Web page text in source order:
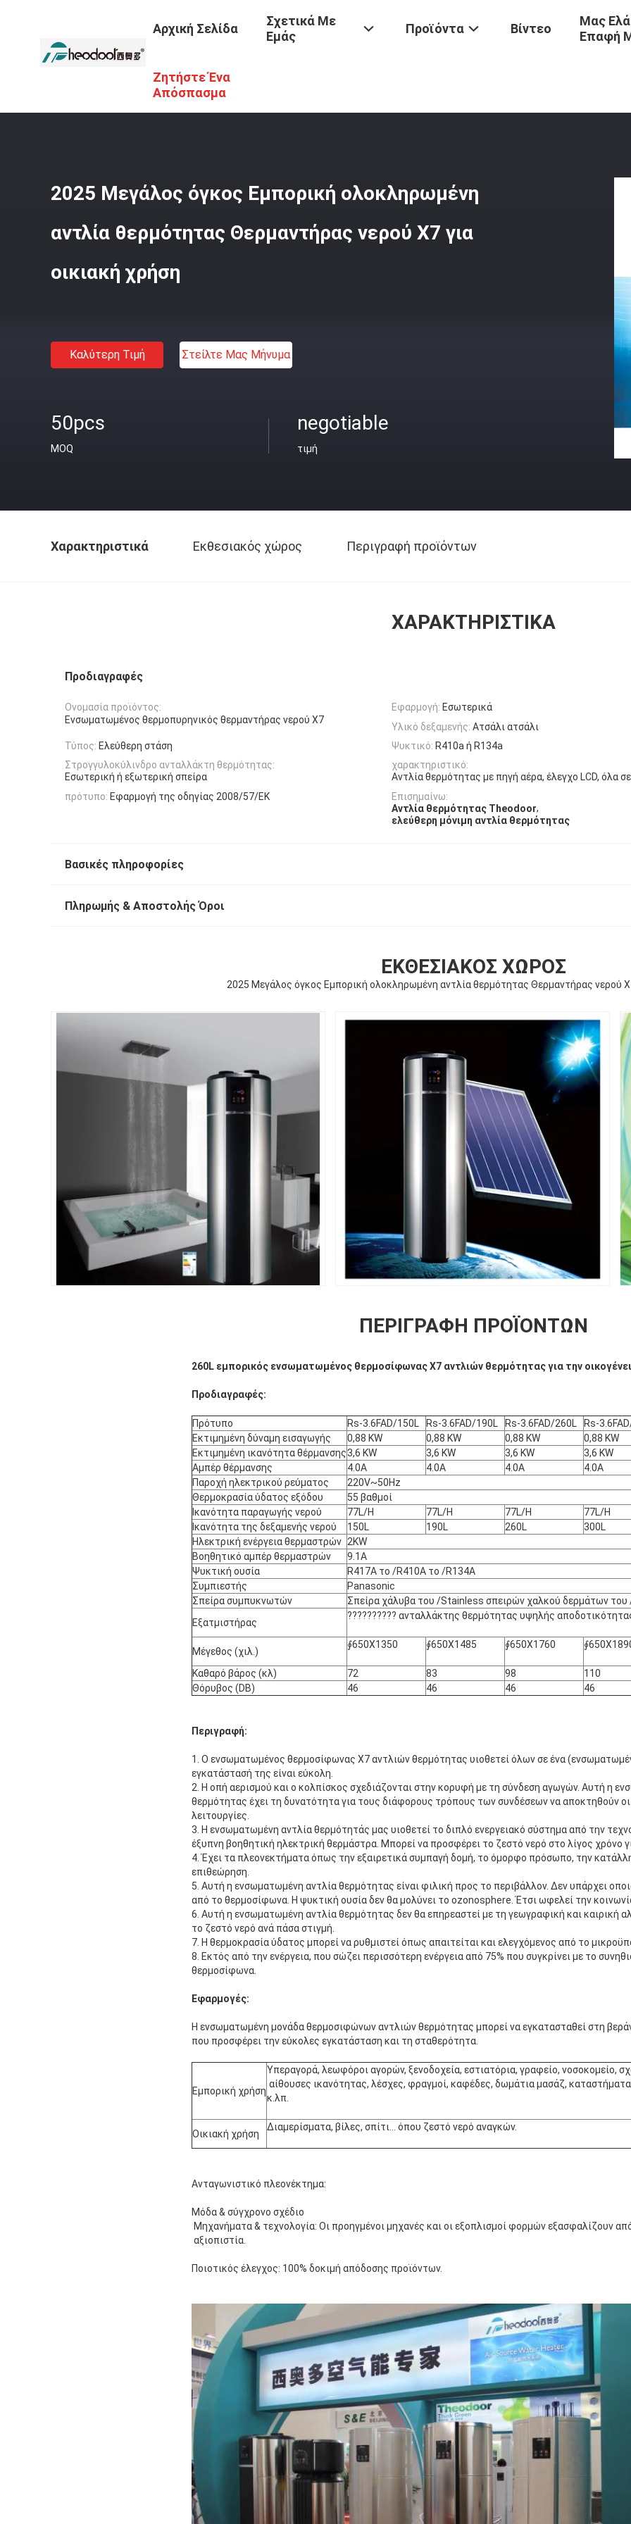
Αρχική Σελίδα
Σχετικά Με
Εμάς
Προϊόντα Βίντεο
Μας
Επαφή
Ζητήστε Ένα
Απόσπασμα
Προϊόντα / Κατοικημένη Αντλία Θερμότητας
2025 Μεγάλος όγκος Εμπορική ολοκληρωμένη
αντλία θερμότητας Θερμαντήρας νερού X7 για
οικιακή χρήση
Καλύτερη Τιμή Στείλτε Μας Μήνυμα
50pcs
MOQ
negotiable
τιμή
Χαρακτηριστικά Εκθεσιακός χώρος Περιγραφή προϊόντων
ΧΑΡΑΚΤΗΡΙΣΤΙΚΆ
Προδιαγραφές
Ονομασία προϊόντος:
Ενσωματωμένος θερμοπυρηνικός θερμαντήρας νερού X7
Εφαρμογή: Εσωτερικά
Υλικό δεξαμενής: Ατσάλι ατσάλι
Τύπος: Ελεύθερη στάση Ψυκτικό: R410a ή R134a
Στρογγυλοκύλινδρο ανταλλάκτη θερμότητας:
Εσωτερική ή εξωτερική σπείρα
χαρακτηριστικό:
Αντλία θερμότητας με πηγή αέρα, έλεγχο LCD, όλα
πρότυπο: Εφαρμογή της οδηγίας 2008/57/ΕΚ
Επισημαίνω:
Αντλία θερμότητας Theodoor,
ελεύθερη μόνιμη αντλία θερμότητας
Βασικές πληροφορίες
Πληρωμής & Αποστολής Όροι
ΕΚΘΕΣΙΑΚΌΣ ΧΏΡΟΣ
2025 Μεγάλος όγκος Εμπορική ολοκληρωμένη αντλία θερμότητας Θερμαντήρας νερού
ΠΕΡΙΓΡΑΦΉ ΠΡΟΪΌΝΤΩΝ
260L εμπορικός ενσωματωμένος θερμοσίφωνας X7 αντλιών θερμότητας για την
Προδιαγραφές:
Πρότυπο Rs-3.6FAD/150L Rs-3.6FAD/190L Rs-3.6FAD/260L Rs-
Εκτιμημένη δύναμη εισαγωγής
0,88 KW 0,88 KW 0,88 KW 0,88 KW
Εκτιμημένη ικανότητα θέρμανσης3,6 KW 3,6 KW 3,6 KW 3,6 KW
Αμπέρ θέρμανσης
4.0A 4.0A 4.0A 4.0A
Παροχή ηλεκτρικού ρεύματος
220V~50Hz
Θερμοκρασία ύδατος εξόδου
55 βαθμοί
Ικανότητα παραγωγής νερού
77L/H 77L/H 77L/H 77L/H
Ικανότητα της δεξαμενής νερού
150L 190L 260L 300L
Ηλεκτρική ενέργεια θερμαστρών 2KW
Βοηθητικό αμπέρ θερμαστρών
9.1A
Ψυκτική ουσία
R417A το /R410A το /R134A
Συμπιεστής
Panasonic
Σπείρα συμπυκνωτών
Σπείρα χάλυβα του /Stainless σπειρών χαλκού δερμάτων του
Εξατμιστήρας
?????????? ανταλλάκτης θερμότητας υψηλής
Μέγεθος (χιλ.)
∮650X1350 ∮650X1485 ∮650X1760
Καθαρό βάρος (κλ) 72 83 98 110
Θόρυβος (DB)
46 46 46 46
Περιγραφή:
1. Ο ενσωματωμένος θερμοσίφωνας X7 αντλιών θερμότητας υιοθετεί όλων σε ένα
εγκατάστασή της είναι εύκολη.
2. Η οπή αερισμού και ο κολπίσκος σχεδιάζονται στην κορυφή με τη σύνδεση αγωγών. Αυτή η
θερμότητας έχει τη δυνατότητα για τους διάφορους τρόπους των συνδέσεων να αποκτηθούν
λειτουργίες.
3. Η ενσωματωμένη αντλία θερμότητάς μας υιοθετεί το διπλό ενεργειακό σύστημα από την
έξυπνη βοηθητική ηλεκτρική θερμάστρα. Μπορεί να προσφέρει το ζεστό νερό στο λίγος χρόνο
4. Έχει τα πλεονεκτήματα όπως την εξαιρετικά συμπαγή δομή, το όμορφο πρόσωπο, την
επιθεώρηση.
5. Αυτή η ενσωματωμένη αντλία θερμότητας είναι φιλική προς το περιβάλλον. Δεν υπάρχει
από το θερμοσίφωνα. Η ψυκτική ουσία δεν θα μολύνει το ozonosphere. Έτσι ωφελεί την
6. Αυτή η ενσωματωμένη αντλία θερμότητας δεν θα επηρεαστεί με τη γεωγραφική και καιρική
το ζεστό νερό ανά πάσα στιγμή.
7. Η θερμοκρασία ύδατος μπορεί να ρυθμιστεί όπως απαιτείται και ελεγχόμενος από το
8. Εκτός από την ενέργεια, που σώζει περισσότερη ενέργεια από 75% που συγκρίνει με το
θερμοσίφωνα.
Εφαρμογές:
Η ενσωματωμένη μονάδα θερμοσιφώνων αντλιών θερμότητας μπορεί να εγκατασταθεί στη
που προσφέρει την εύκολες εγκατάσταση και τη σταθερότητα.
Εμπορική χρήση
Υπεραγορά, λεωφόροι αγορών, ξενοδοχεία, εστιατόρια, γραφείο, νοσοκομείο,
αίθουσες ικανότητας, λέσχες, φραγμοί, καφέδες, δωμάτια μασάζ,
κ.λπ.
Οικιακή χρήση
Διαμερίσματα, βίλες, σπίτι… όπου ζεστό νερό αναγκών.
Ανταγωνιστικό πλεονέκτημα:
Μόδα & σύγχρονο σχέδιο
Μηχανήματα & τεχνολογία: Οι προηγμένοι μηχανές και οι εξοπλισμοί φορμών εξασφαλίζουν
αξιοπιστία.
Ποιοτικός έλεγχος: 100% δοκιμή απόδοσης προϊόντων.